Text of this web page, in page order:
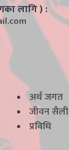
लागि ) :
अर्थ जगत
जीवन सैली
प्रविधि